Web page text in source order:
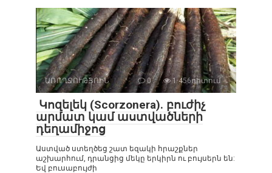
ԱՌՈՂՋՈՒԹՅՈԻՆ 0 1 456դիտում
Կոզելեկ (Scorzonera). բուժիչ
արմատ կամ աստվածների
դեղամիջոց
Աստված ստեղծեց շատ եզակի հրաշքներ
աշխարհում, դրանցից մեկը երկիրն ու բույսերն են:
Եվ բուսաբույժի